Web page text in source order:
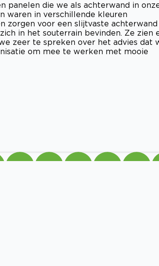
panelen die we als achterwand in
waren in verschillende kleuren
zorgen voor een slijtvaste achterwand
in het souterrain bevinden. Ze zien
zeer te spreken over het advies dat
om mee te werken met mooie